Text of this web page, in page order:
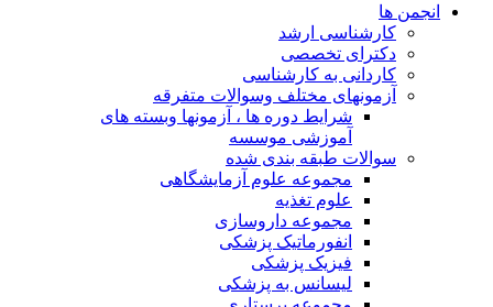
انجمن ها
کارشناسی ارشد
دکترای تخصصی
کاردانی به کارشناسی
آزمونهای مختلف وسوالات متفرقه
شرایط دوره ها ، آزمونها وبسته های
آموزشی موسسه
سوالات طبقه بندی شده
مجموعه علوم آزمایشگاهی
علوم تغذیه
مجموعه داروسازی
انفورماتیک پزشکی
فیزیک پزشکی
لیسانس به پزشکی